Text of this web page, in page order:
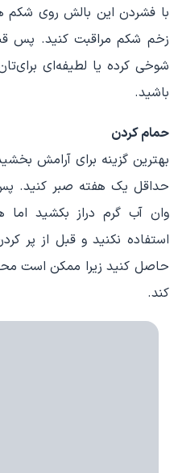
با فشردن این بالش روی شکم
زخم شکم مراقبت کنید. پس
شوخی کرده یا لطیفه‌ای
باشید.
حمام کردن
بهترین گزینه برای آرامش
حداقل یک هفته صبر کنید.
وان آب گرم دراز بکشید
استفاده نکنید و قبل از پر
حاصل کنید زیرا ممکن است
کند.